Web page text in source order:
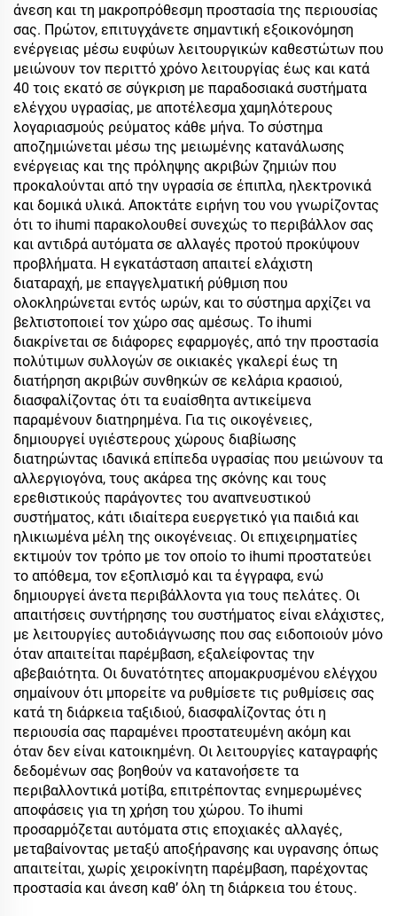
άνεση και τη μακροπρόθεσμη προστασία της περιουσίας
σας. Πρώτον, επιτυγχάνετε σημαντική εξοικονόμηση
ενέργειας μέσω ευφύων λειτουργικών καθεστώτων που
μειώνουν τον περιττό χρόνο λειτουργίας έως και κατά
40 τοις εκατό σε σύγκριση με παραδοσιακά συστήματα
ελέγχου υγρασίας, με αποτέλεσμα χαμηλότερους
λογαριασμούς ρεύματος κάθε μήνα. Το σύστημα
αποζημιώνεται μέσω της μειωμένης κατανάλωσης
ενέργειας και της πρόληψης ακριβών ζημιών που
προκαλούνται από την υγρασία σε έπιπλα, ηλεκτρονικά
και δομικά υλικά. Αποκτάτε ειρήνη του νου γνωρίζοντας
ότι το ihumi παρακολουθεί συνεχώς το περιβάλλον σας
και αντιδρά αυτόματα σε αλλαγές προτού προκύψουν
προβλήματα. Η εγκατάσταση απαιτεί ελάχιστη
διαταραχή, με επαγγελματική ρύθμιση που
ολοκληρώνεται εντός ωρών, και το σύστημα αρχίζει να
βελτιστοποιεί τον χώρο σας αμέσως. Το ihumi
διακρίνεται σε διάφορες εφαρμογές, από την προστασία
πολύτιμων συλλογών σε οικιακές γκαλερί έως τη
διατήρηση ακριβών συνθηκών σε κελάρια κρασιού,
διασφαλίζοντας ότι τα ευαίσθητα αντικείμενα
παραμένουν διατηρημένα. Για τις οικογένειες,
δημιουργεί υγιέστερους χώρους διαβίωσης
διατηρώντας ιδανικά επίπεδα υγρασίας που μειώνουν τα
αλλεργιογόνα, τους ακάρεα της σκόνης και τους
ερεθιστικούς παράγοντες του αναπνευστικού
συστήματος, κάτι ιδιαίτερα ευεργετικό για παιδιά και
ηλικιωμένα μέλη της οικογένειας. Οι επιχειρηματίες
εκτιμούν τον τρόπο με τον οποίο το ihumi προστατεύει
το απόθεμα, τον εξοπλισμό και τα έγγραφα, ενώ
δημιουργεί άνετα περιβάλλοντα για τους πελάτες. Οι
απαιτήσεις συντήρησης του συστήματος είναι ελάχιστες,
με λειτουργίες αυτοδιάγνωσης που σας ειδοποιούν μόνο
όταν απαιτείται παρέμβαση, εξαλείφοντας την
αβεβαιότητα. Οι δυνατότητες απομακρυσμένου ελέγχου
σημαίνουν ότι μπορείτε να ρυθμίσετε τις ρυθμίσεις σας
κατά τη διάρκεια ταξιδιού, διασφαλίζοντας ότι η
περιουσία σας παραμένει προστατευμένη ακόμη και
όταν δεν είναι κατοικημένη. Οι λειτουργίες καταγραφής
δεδομένων σας βοηθούν να κατανοήσετε τα
περιβαλλοντικά μοτίβα, επιτρέποντας ενημερωμένες
αποφάσεις για τη χρήση του χώρου. Το ihumi
προσαρμόζεται αυτόματα στις εποχιακές αλλαγές,
μεταβαίνοντας μεταξύ αποξήρανσης και υγρανσης όπως
απαιτείται, χωρίς χειροκίνητη παρέμβαση, παρέχοντας
προστασία και άνεση καθ’ όλη τη διάρκεια του έτους.